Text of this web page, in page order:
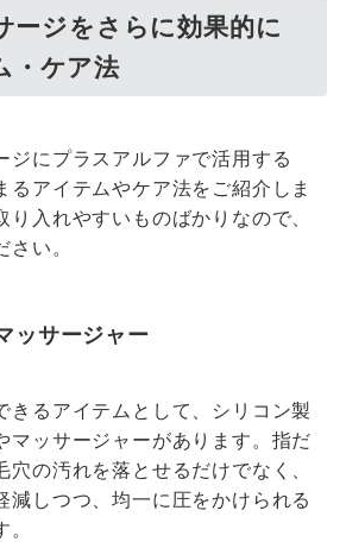
ージをさらに効果的に
・ケア法
ジにプラスアルファで活用する
るアイテムやケア法をご紹介しま
入れやすいものばかりなので、
い。
ッサージャー
きるアイテムとして、シリコン製
マッサージャーがあります。指だ
穴の汚れを落とせるだけでなく、
減しつつ、均一に圧をかけられる